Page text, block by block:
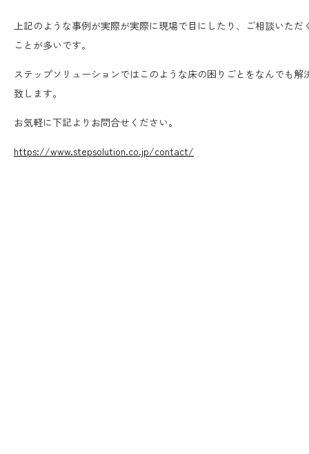
上記のような事例が実際が実際に現場で目にしたり、ご相談いただ
ことが多いです。
ステップソリューションではこのような床の困りごとをなんでも解
致します。
お気軽に下記よりお問合せください。
https://www.stepsolution.co.jp/contact/